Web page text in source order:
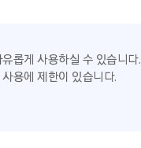
롭게 사용하실 수 있습니다.
용에 제한이 있습니다.